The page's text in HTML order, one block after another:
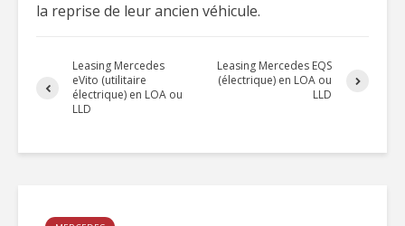
la reprise de leur ancien véhicule.
Leasing Mercedes
eVito (utilitaire
électrique) en LOA ou
LLD
Leasing Mercedes EQS
(électrique) en LOA ou
LLD